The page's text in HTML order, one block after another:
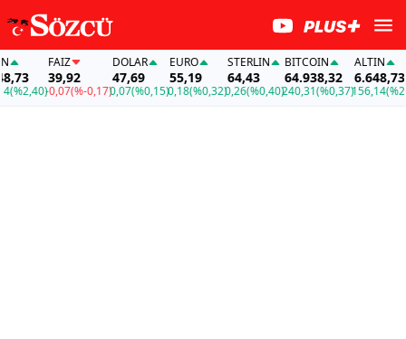
FAİZ
39,92
-0,07(%-0,17)
DOLAR
47,69
0,07(%0,15)
EURO
55,19
0,18(%0,32)
STERLIN
64,43
0,26(%0,40)
BITCOIN
64.938,32
240,31(%0,37)
ALTIN
6.648,73
156,14(%2,40)-